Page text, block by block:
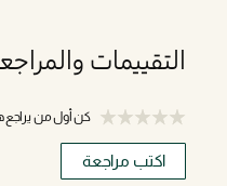
التقييمات
كن أول من يراجع
اكتب مراجعة